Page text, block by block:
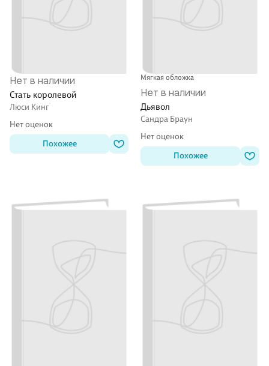
Нет в наличии
Стать королевой
Люси Кинг
Нет оценок
Похожее
Мягкая обложка
Нет в наличии
Дьявол
Сандра Браун
Нет оценок
Похожее